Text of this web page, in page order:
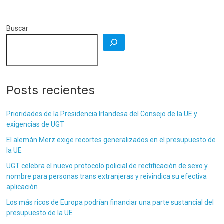
Buscar
Posts recientes
Prioridades de la Presidencia Irlandesa del Consejo de la UE y
exigencias de UGT
El alemán Merz exige recortes generalizados en el presupuesto de
la UE
UGT celebra el nuevo protocolo policial de rectificación de sexo y
nombre para personas trans extranjeras y reivindica su efectiva
aplicación
Los más ricos de Europa podrían financiar una parte sustancial del
presupuesto de la UE